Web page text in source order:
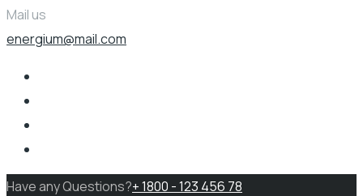
Mail us
energium@mail.com
Have any Questions?+ 1800 - 123 456 78